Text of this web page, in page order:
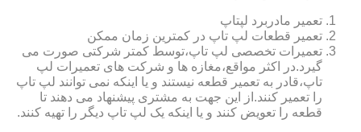
تعمیر مادربرد لپتاپ
تعمیر قطعات لپ تاپ در کمترین زمان ممکن
تعمیرات تخصصی لپ تاپ،توسط کمتر شرکتی صورت می
گیرد.در اکثر مواقع،مغازه ها و شرکت های تعمیرات لپ
تاپ،قادر به تعمیر قطعه نیستند و یا اینکه نمی توانند لپ تاپ
را تعمیر کنند.از این جهت به مشتری پیشنهاد می دهند تا
قطعه را تعویض کنند و یا اینکه یک لپ تاپ دیگر را تهیه کنند.